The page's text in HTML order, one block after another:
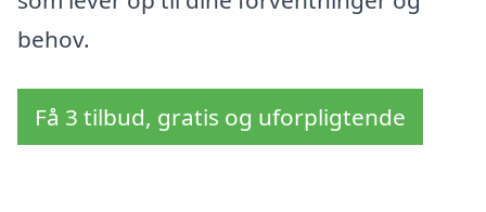
behov.
Få 3 tilbud, gratis og uforpligtende